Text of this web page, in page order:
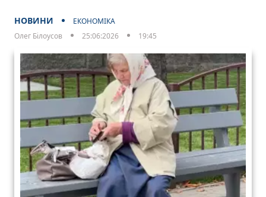
НОВИНИ
ЕКОНОМІКА
Олег Білоусов
25:06:2026 19:45